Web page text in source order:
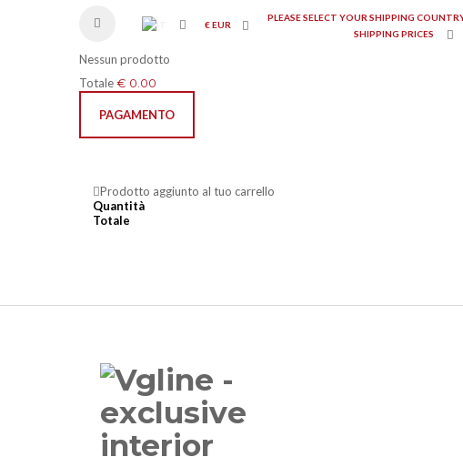
€EUR
PLEASE SELECT YOUR SHIPPING
SHIPPING PRICES
Nessun prodotto
Totale€ 0.00
PAGAMENTO
Prodotto aggiunto al tuo carrello
Quantità
Totale